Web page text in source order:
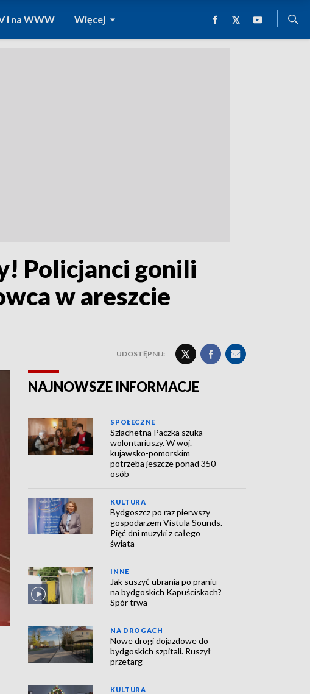
i na WWW Więcej
Policjanci gonili
w areszcie
UDOSTĘPNIJ:
NAJNOWSZE INFORMACJE
SPOŁECZNE
Szlachetna Paczka szuka
wolontariuszy. W woj.
kujawsko-pomorskim
potrzeba jeszcze ponad 350
osób
KULTURA
Bydgoszcz po raz pierwszy
gospodarzem Vistula Sounds.
Pięć dni muzyki z całego
świata
INNE
Jak suszyć ubrania po praniu
na bydgoskich Kapuściskach?
Spór trwa
NA DROGACH
Nowe drogi dojazdowe do
bydgoskich szpitali. Ruszył
przetarg
KULTURA